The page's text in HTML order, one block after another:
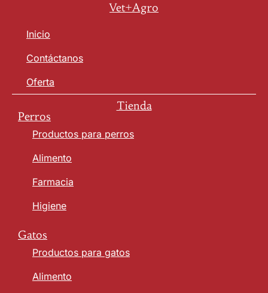
Vet+Agro
Inicio
Contáctanos
Oferta
Tienda
Perros
Productos para perros
Alimento
Farmacia
Higiene
Gatos
Productos para gatos
Alimento